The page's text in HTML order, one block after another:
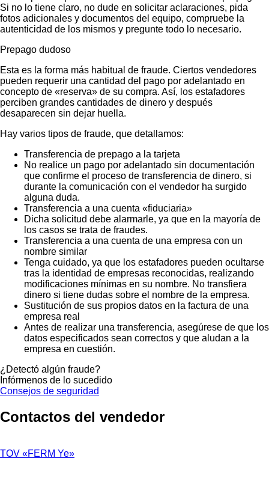
Si no lo tiene claro, no dude en solicitar aclaraciones, pida
fotos adicionales y documentos del equipo, compruebe la
autenticidad de los mismos y pregunte todo lo necesario.
Prepago dudoso
Esta es la forma más habitual de fraude. Ciertos vendedores
pueden requerir una cantidad del pago por adelantado en
concepto de «reserva» de su compra. Así, los estafadores
perciben grandes cantidades de dinero y después
desaparecen sin dejar huella.
Hay varios tipos de fraude, que detallamos:
Transferencia de prepago a la tarjeta
No realice un pago por adelantado sin documentación
que confirme el proceso de transferencia de dinero, si
durante la comunicación con el vendedor ha surgido
alguna duda.
Transferencia a una cuenta «fiduciaria»
Dicha solicitud debe alarmarle, ya que en la mayoría de
los casos se trata de fraudes.
Transferencia a una cuenta de una empresa con un
nombre similar
Tenga cuidado, ya que los estafadores pueden ocultarse
tras la identidad de empresas reconocidas, realizando
modificaciones mínimas en su nombre. No transfiera
dinero si tiene dudas sobre el nombre de la empresa.
Sustitución de sus propios datos en la factura de una
empresa real
Antes de realizar una transferencia, asegúrese de que los
datos especificados sean correctos y que aludan a la
empresa en cuestión.
¿Detectó algún fraude?
Infórmenos de lo sucedido
Consejos de seguridad
Contactos del vendedor
TOV «FERM Ye»